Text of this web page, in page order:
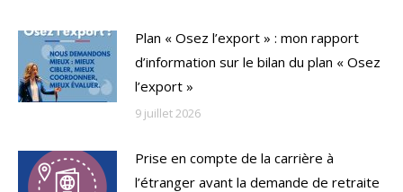
Plan « Osez l’export » : mon rapport
d’information sur le bilan du plan « Osez
l’export »
9 juillet 2026
Prise en compte de la carrière à
l’étranger avant la demande de retraite